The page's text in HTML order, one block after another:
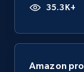
35.3K+
Amazon